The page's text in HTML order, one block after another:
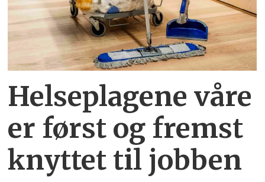
Helseplagene våre
er først og fremst
knyttet til jobben